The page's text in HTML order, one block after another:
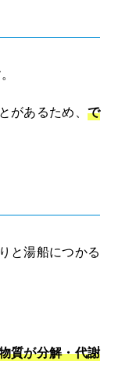
あるため、 で
と湯船につかる
質が分解・代謝